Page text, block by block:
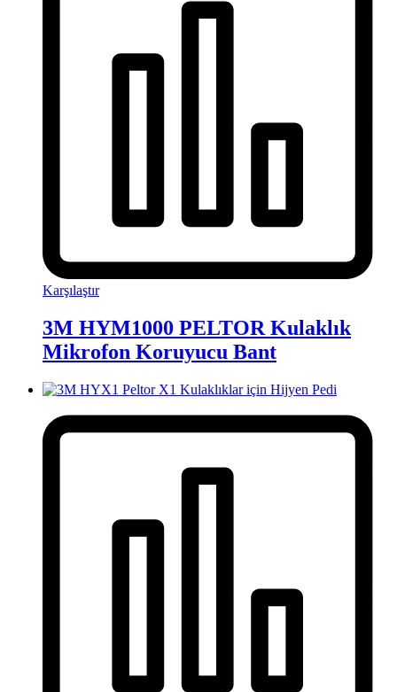
Karşılaştır
3M HYM1000 PELTOR Kulaklık
Mikrofon Koruyucu Bant